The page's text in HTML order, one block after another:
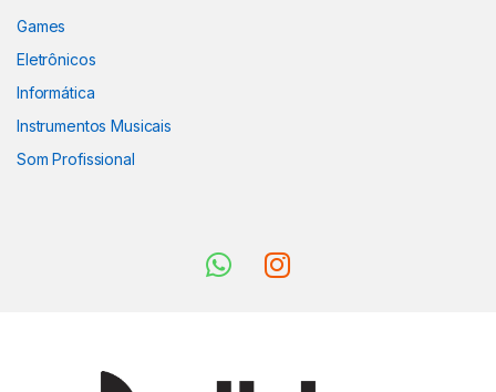
Games
Eletrônicos
Informática
Instrumentos Musicais
Som Profissional